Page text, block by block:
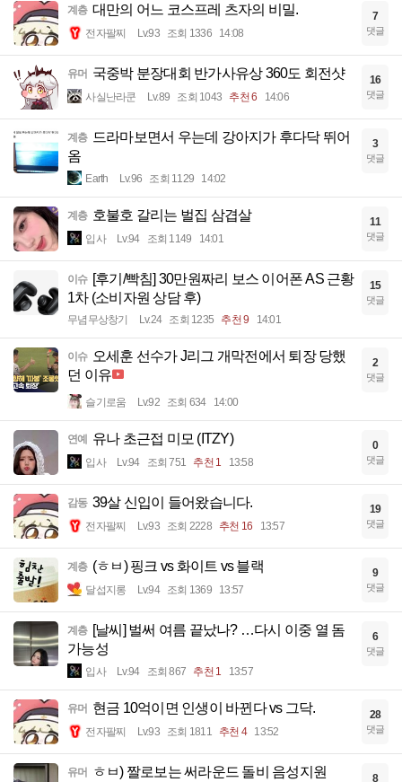
계층 대만의 어느 코스프레 츠자의 비밀.
전자팔찌 Lv.93 조회 1336 14:08
7
댓글
유머 국중박 분장대회 반가사유상 360도 회전샷
사실난라쿤 Lv.89 조회 1043 추천 6 14:06
16
댓글
계층 드라마보면서 우는데 강아지가 후다닥 뛰어
옴
Earth Lv.96 조회 1129 14:02
3
댓글
계층 호불호 갈리는 벌집 삼겹살
입사 Lv.94 조회 1149 14:01
11
댓글
이슈 [후기/빡침] 30만원짜리 보스 이어폰 AS 근황
1차 (소비자원 상담 후)
무념무상창기 Lv.24 조회 1235 추천 9 14:01
15
댓글
이슈 오세훈 선수가 J리그 개막전에서 퇴장 당했
던 이유
슬기로움 Lv.92 조회 634 14:00
2
댓글
연예 유나 초근접 미모 (ITZY)
입사 Lv.94 조회 751 추천 1 13:58
0
댓글
감동 39살 신입이 들어왔습니다.
전자팔찌 Lv.93 조회 2228 추천 16 13:57
19
댓글
계층 (ㅎㅂ) 핑크 vs 화이트 vs 블랙
달섭지롱 Lv.94 조회 1369 13:57
9
댓글
계층 [날씨] 벌써 여름 끝났나? …다시 이중 열 돔
가능성
입사 Lv.94 조회 867 추천 1 13:57
6
댓글
유머 현금 10억이면 인생이 바뀐다 vs 그닥.
전자팔찌 Lv.93 조회 1811 추천 4 13:52
28
댓글
유머 ㅎㅂ) 짤로보는 써라운드 돌비 음성지원 8